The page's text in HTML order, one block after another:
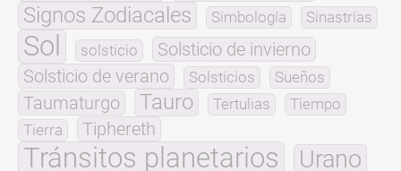
Signos Zodiacales Simbología Sinastrías
Sol solsticio
Solsticio de invierno
Solsticio de verano
Solsticios Sueños
Taumaturgo Tauro Tertulias
Tiempo
Tierra
Tiphereth
Tránsitos planetarios Urano